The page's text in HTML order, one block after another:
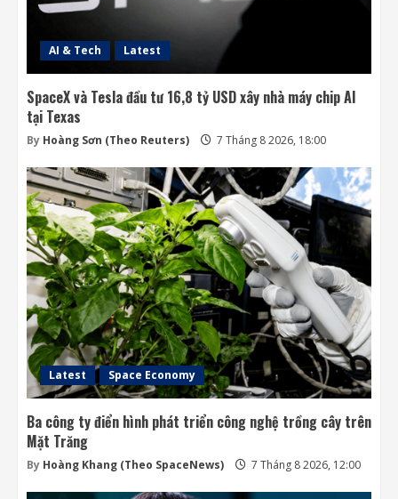
4 7 Tháng 8 2026, 08:07
AI & Tech Latest
SpaceX và Tesla đầu tư 16,8 tỷ USD xây nhà máy chip AI
tại Texas
By Hoàng Sơn (Theo Reuters) 7 Tháng 8 2026, 18:00
Latest Space Economy
Ba công ty điển hình phát triển công nghệ trồng cây trên
Mặt Trăng
By Hoàng Khang (Theo SpaceNews) 7 Tháng 8 2026, 12:00